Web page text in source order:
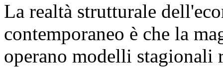
La realtà strutturale
contemporaneo è che la
operano modelli